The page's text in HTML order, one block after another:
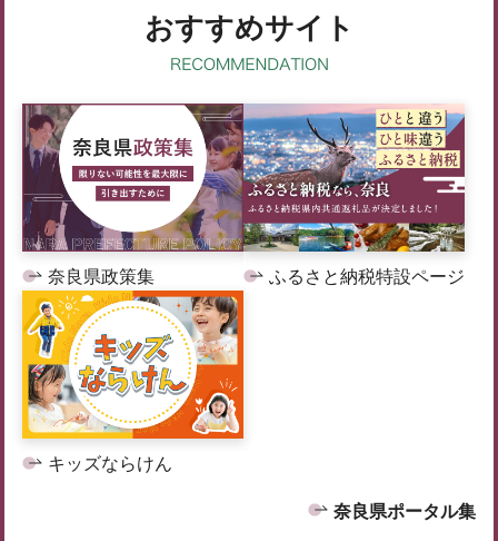
おすすめサイト
奈良県政策集 ふるさと納税特設ページ
キッズならけん
奈良県ポータル集